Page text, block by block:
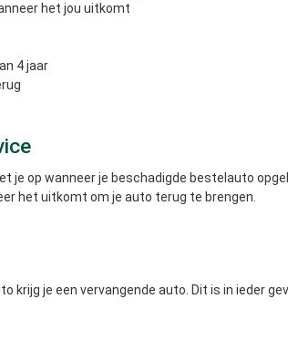
het jou uitkomt
4 jaar
op wanneer je beschadigde bestelauto
het uitkomt om je auto terug te brengen.
krijg je een vervangende auto. Dit is in ieder